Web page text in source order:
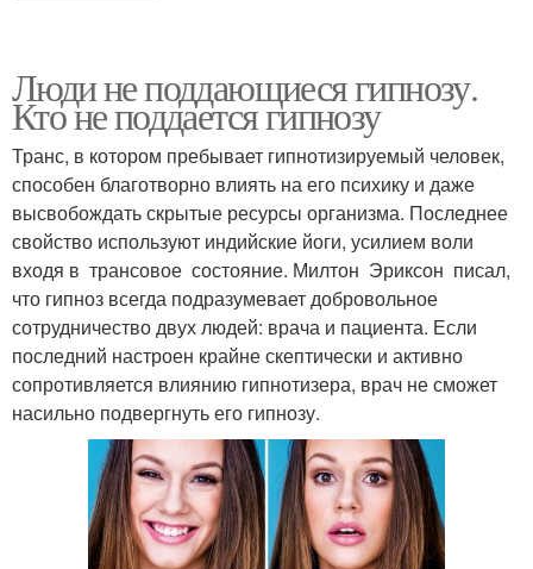
Люди не поддающиеся гипнозу.
Кто не поддается гипнозу
Транс, в котором пребывает гипнотизируемый человек,
способен благотворно влиять на его психику и даже
высвобождать скрытые ресурсы организма. Последнее
свойство используют индийские йоги, усилием воли
входя в трансовое состояние. Милтон Эриксон писал,
что гипноз всегда подразумевает добровольное
сотрудничество двух людей: врача и пациента. Если
последний настроен крайне скептически и активно
сопротивляется влиянию гипнотизера, врач не сможет
насильно подвергнуть его гипнозу.